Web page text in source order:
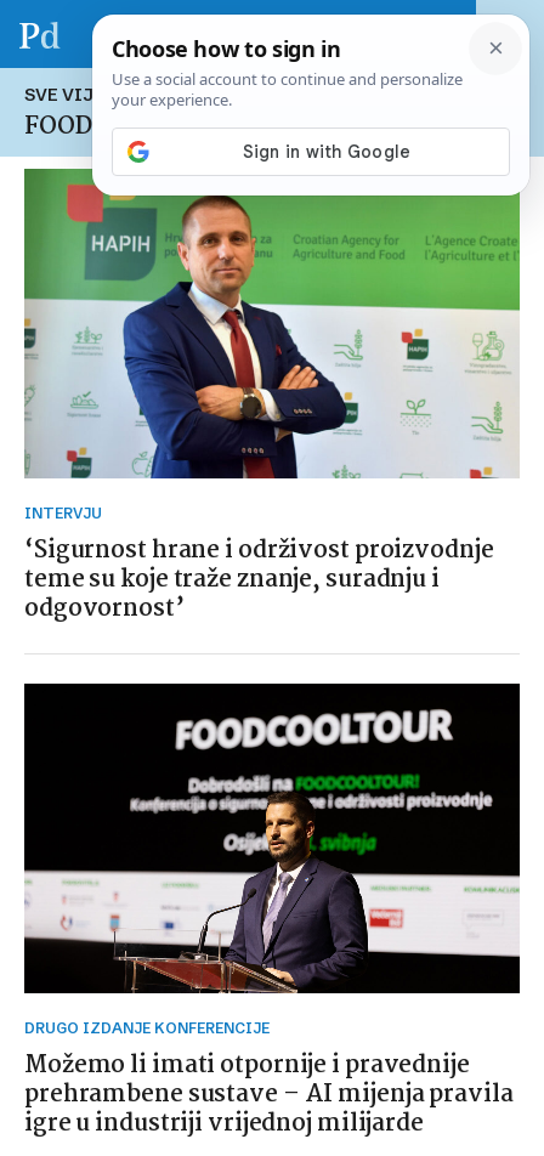
SVE VIJESTI NA TEMU:
FOODCOOLTOUR
INTERVJU
‘Sigurnost hrane i održivost proizvodnje
teme su koje traže znanje, suradnju i
odgovornost’
DRUGO IZDANJE KONFERENCIJE
Možemo li imati otpornije i pravednije
prehrambene sustave – AI mijenja pravila
igre u industriji vrijednoj milijarde